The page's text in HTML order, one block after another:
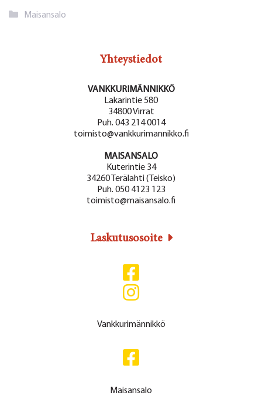
Kategoriat
Maisansalo
Yhteystiedot
VANKKURIMÄNNIKKÖ
Lakarintie 580
34800 Virrat
Puh. 043 214 0014
toimisto@vankkurimannikko.fi
MAISANSALO
Kuterintie 34
34260 Terälahti (Teisko)
Puh. 050 4123 123
toimisto@maisansalo.fi
Laskutusosoite
Vankkurimännikkö
Maisansalo